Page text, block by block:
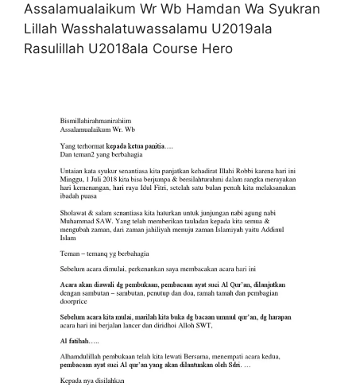
Assalamualaikum Wr Wb Hamdan Wa Syukran
Lillah Wasshalatuwassalamu U2019ala
Rasulillah U2018ala Course Hero